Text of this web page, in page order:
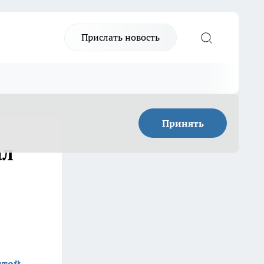
Прислать новость
Принять